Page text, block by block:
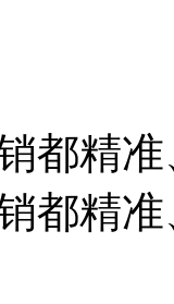
精准
精准